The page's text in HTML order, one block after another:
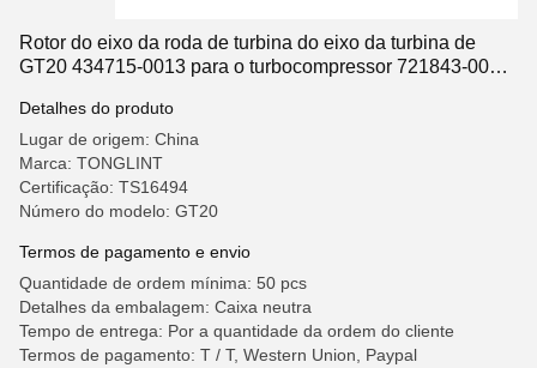
Rotor do eixo da roda de turbina do eixo da turbina de
GT20 434715-0013 para o turbocompressor 721843-0001
Detalhes do produto
Lugar de origem: China
Marca: TONGLINT
Certificação: TS16494
Número do modelo: GT20
Termos de pagamento e envio
Quantidade de ordem mínima: 50 pcs
Detalhes da embalagem: Caixa neutra
Tempo de entrega: Por a quantidade da ordem do cliente
Termos de pagamento: T / T, Western Union, Paypal